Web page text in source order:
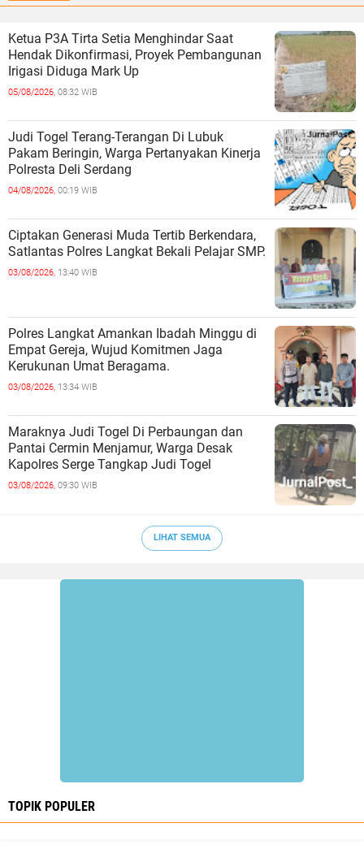
Ketua P3A Tirta Setia Menghindar Saat
Hendak Dikonfirmasi, Proyek Pembangunan
Irigasi Diduga Mark Up
05/08/2026, 08:32 WIB
Judi Togel Terang-Terangan Di Lubuk
Pakam Beringin, Warga Pertanyakan Kinerja
Polresta Deli Serdang
04/08/2026, 00:19 WIB
Ciptakan Generasi Muda Tertib Berkendara,
Satlantas Polres Langkat Bekali Pelajar SMP.
03/08/2026, 13:40 WIB
Polres Langkat Amankan Ibadah Minggu di
Empat Gereja, Wujud Komitmen Jaga
Kerukunan Umat Beragama.
03/08/2026, 13:34 WIB
Maraknya Judi Togel Di Perbaungan dan
Pantai Cermin Menjamur, Warga Desak
Kapolres Serge Tangkap Judi Togel
03/08/2026, 09:30 WIB
LIHAT SEMUA
TOPIK POPULER